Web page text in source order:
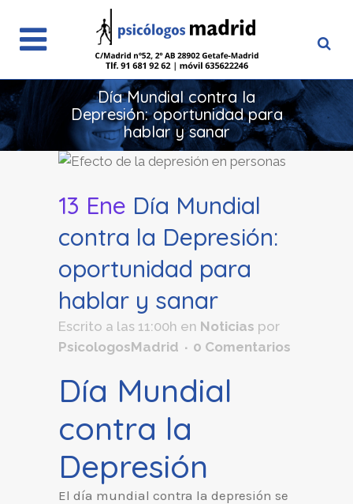
Día Mundial contra la
Depresión: oportunidad para
hablar y sanar
13 Ene Día Mundial
contra la Depresión:
oportunidad para
hablar y sanar
Escrito a las 11:00h en Noticias por
PsicologosMadrid
0 Comentarios
Día Mundial
contra la
Depresión
El día mundial contra la depresión se